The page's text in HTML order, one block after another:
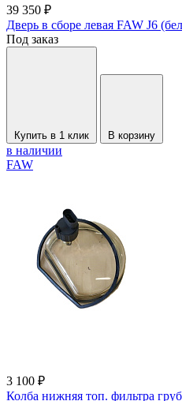
39 350 ₽
Дверь в сборе левая FAW J6
Под заказ
Купить в 1 клик В корзину
в наличии
FAW
3 100 ₽
Колба нижняя топ. фильтра